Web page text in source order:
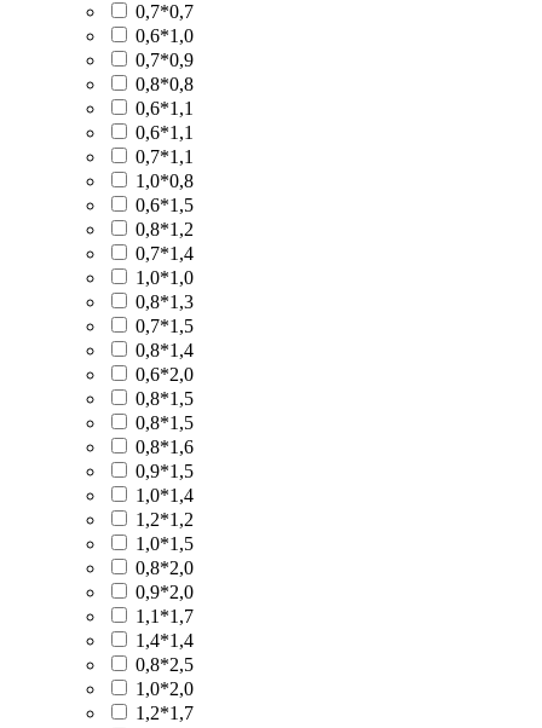
0,7*0,7
0,6*1,0
0,7*0,9
0,8*0,8
0,6*1,1
0,6*1,1
0,7*1,1
1,0*0,8
0,6*1,5
0,8*1,2
0,7*1,4
1,0*1,0
0,8*1,3
0,7*1,5
0,8*1,4
0,6*2,0
0,8*1,5
0,8*1,5
0,8*1,6
0,9*1,5
1,0*1,4
1,2*1,2
1,0*1,5
0,8*2,0
0,9*2,0
1,1*1,7
1,4*1,4
0,8*2,5
1,0*2,0
1,2*1,7